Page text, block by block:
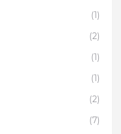
(1)
(2)
(1)
(1)
(2)
(7)